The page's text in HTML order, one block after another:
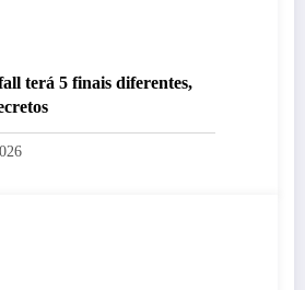
terá 5 finais diferentes,